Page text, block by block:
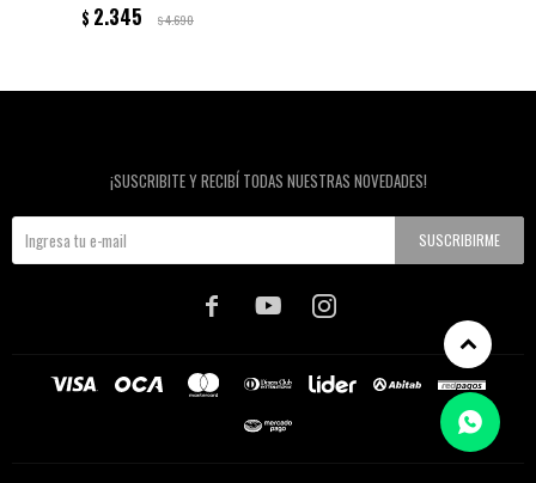
$ 2.345 $4.690
¡SUSCRIBITE Y RECIBÍ TODAS NUESTRAS NOVEDADES!
SUSCRIBIRME
  